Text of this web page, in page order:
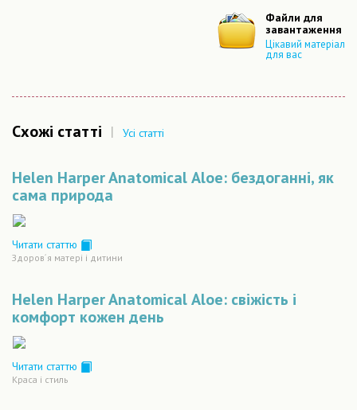
Файли для
завантаження
Цікавий матеріал
для вас
Схожі статті | Усі статті
Helen Harper Anatomical Аloe: бездоганні, як
сама природа
Читати статтю
Здоров´я матері і дитини
Helen Harper Anatomical Аloe: свіжість і
комфорт кожен день
Читати статтю
Краса і стиль